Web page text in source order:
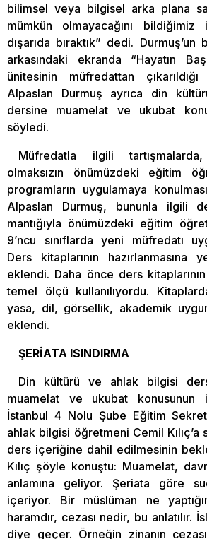
bilimsel veya bilgisel arka plana
mümkün olmayacağını bildiğimiz
dışarıda bıraktık” dedi. Durmuş’un
arkasındaki ekranda “Hayatın
ünitesinin müfredattan
Alpaslan Durmuş ayrıca din
dersine muamelat ve ukubat
söyledi.
Müfredatla ilgili
olmaksızın önümüzdeki eğitim
programların uygulamaya
Alpaslan Durmuş, bununla ilgili
mantığıyla önümüzdeki eğitim
9’ncu sınıflarda yeni müfredatı
Ders kitaplarının
eklendi. Daha önce ders kitaplarının
temel ölçü kullanılıyordu.
yasa, dil, görsellik, akademik
eklendi.
ŞERİATA ISINDIRMA
Din kültürü ve ahlak bilgisi
muamelat ve ukubat konusunun
İstanbul 4 Nolu Şube Eğitim
ahlak bilgisi öğretmeni Cemil Kılıç’a
ders içeriğine dahil edilmesinin
Kılıç şöyle konuştu: Muamelat,
anlamına geliyor. Şeriata göre
içeriyor. Bir müslüman ne
haramdır, cezası nedir, bu anlatılır.
diye geçer. Örneğin zinanın